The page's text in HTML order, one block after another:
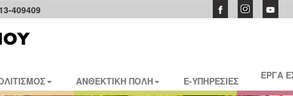
409409
ΑΝΘΕΚΤΙΚΗ ΠΟΛΗ E-ΥΠΗΡΕΣΙΕΣ ΕΡΓΑ